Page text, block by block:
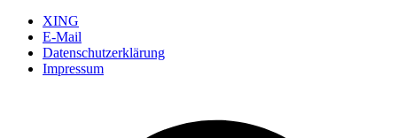
XING
E-Mail
Datenschutzerklärung
Impressum